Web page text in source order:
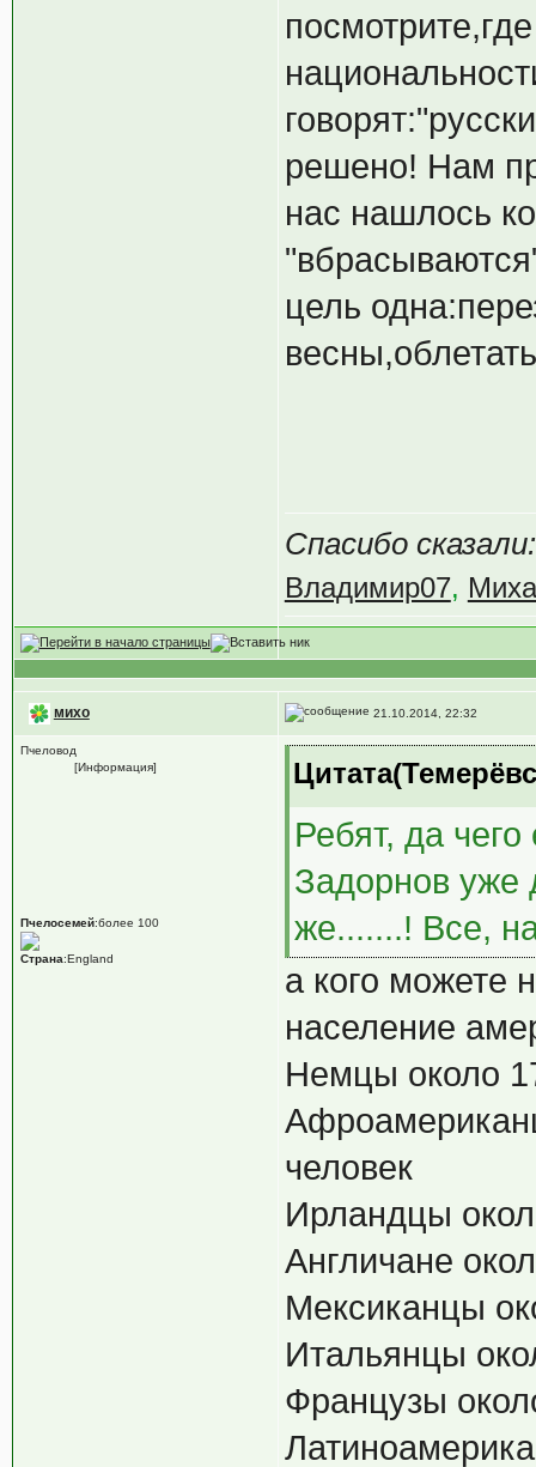
решено! Нам
нас нашлось
цель
Спасибо сказали:
Владимир07,
михо 21.10.2014, 22:32
Пчеловод
[Информация]
Пчелосемей:более 100
Страна:England
Ребят, да
Задорнов уже
же.......! Все,
а кого можете
население
Немцы около
человек
Ирландцы
Англичане
Мексиканцы
Итальянцы
Французы